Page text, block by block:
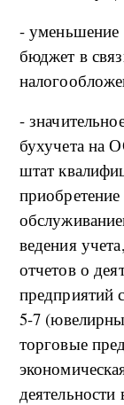
- уменьшение
бюджет в
-
бухучета на
штат
ведения
отчетов о
предприятий
5-7
торговые